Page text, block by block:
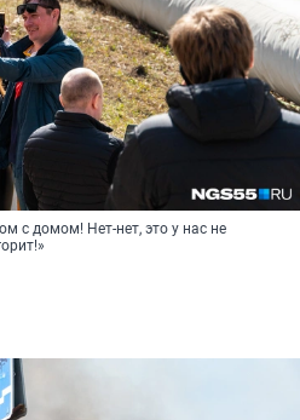
с домом! Нет-нет, это у нас не